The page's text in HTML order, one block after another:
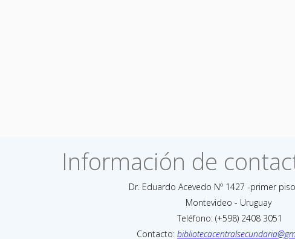
Información de
Dr. Eduardo Acevedo Nº 1427 -primer
Montevideo - Uruguay
Teléfono: (+598) 2408 3051
Contacto: